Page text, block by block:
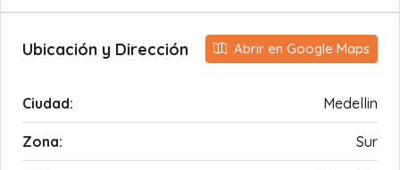
Ubicación y Dirección Abrir en Google Maps
Ciudad: Medellin
Zona: Sur